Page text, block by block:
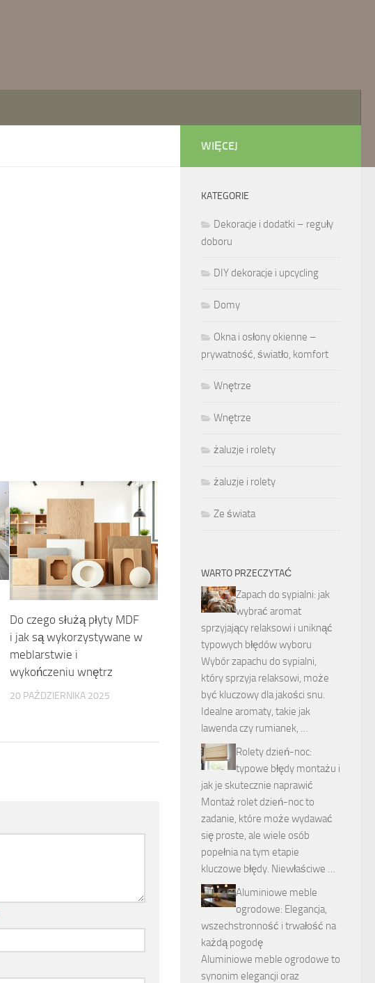
Do czego służą płyty MDF
i jak są wykorzystywane w
meblarstwie i
wykończeniu wnętrz
20 PAŹDZIERNIKA 2025
WIĘCEJ
KATEGORIE
Dekoracje i dodatki – reguły
doboru
DIY dekoracje i upcycling
Domy
Okna i osłony okienne –
prywatność, światło, komfort
Wnętrze
Wnętrze
żaluzje i rolety
żaluzje i rolety
Ze świata
WARTO PRZECZYTAĆ
Zapach do sypialni: jak
wybrać aromat
sprzyjający relaksowi i uniknąć
typowych błędów wyboru
Wybór zapachu do sypialni,
który sprzyja relaksowi, może
być kluczowy dla jakości snu.
Idealne aromaty, takie jak
lawenda czy rumianek, …
Rolety dzień-noc:
typowe błędy montażu i
jak je skutecznie naprawić
Montaż rolet dzień-noc to
zadanie, które może wydawać
się proste, ale wiele osób
popełnia na tym etapie
kluczowe błędy. Niewłaściwe …
Aluminiowe meble
ogrodowe: Elegancja,
wszechstronność i trwałość na
każdą pogodę
Aluminiowe meble ogrodowe to
synonim elegancji oraz